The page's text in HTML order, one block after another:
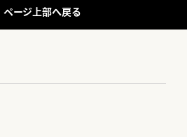
ページ上部へ戻る